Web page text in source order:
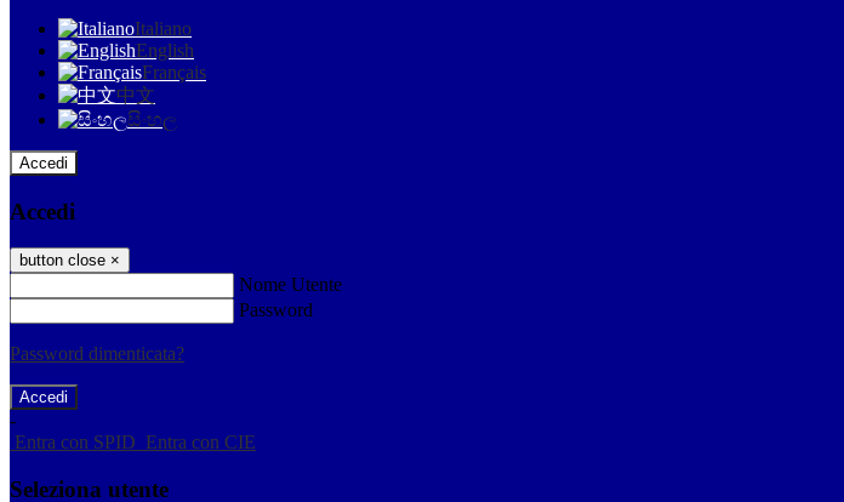
Italiano
English
Français
中文
සිංහල
Accedi
Accedi
button close ×
Nome Utente
Password
Password dimenticata?
-
Entra con SPID Entra con CIE
Seleziona utente